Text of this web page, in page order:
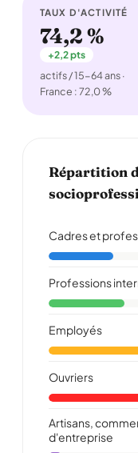
TAUX D'ACTIVITÉ
74,2 %
+2,2 pts
actifs / 15-64 ans ·
France : 72,0 %
Répartition
Cadres et
Professions
Employés
Ouvriers
Artisans,
d'entreprise